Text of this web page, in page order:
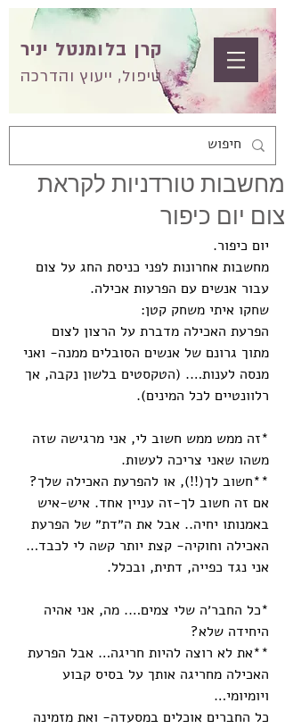
קרן בלומנטל יניר
טיפול, ייעוץ והדרכה
מחשבות טורדניות לקראת
צום יום כיפור
יום כיפור.
מחשבות אחרונות לפני כניסת החג על צום
עבור אנשים עם הפרעות אכילה.
שחקו איתי משחק קטן:
הפרעת האכילה מדברת על הרצון לצום
מתוך גרונם של אנשים הסובלים ממנה- ואני
מנסה לענות…. (הטקסטים בלשון נקבה, אך
רלוונטיים לכל המינים).
*זה ממש ממש חשוב לי, אני מרגישה שזה
משהו שאני צריכה לעשות.
**חשוב לך(!!), או להפרעת האכילה שלך?
אם זה חשוב לך-זה עניין אחד. איש-איש
באמנותו יחיה.. אבל את ה״דת״ של הפרעת
האכילה וחוקיה- קצת יותר קשה לי לכבד…
אני נגד כפייה, דתית, ובכלל.
*כל החבר׳ה שלי צמים…. מה, אני אהיה
היחידה שלא?
**את לא רוצה להיות חריגה… אבל הפרעת
האכילה מחריגה אותך על בסיס קבוע
ויומיומי…
כל החברים אוכלים במסעדה- ואת מזמינה